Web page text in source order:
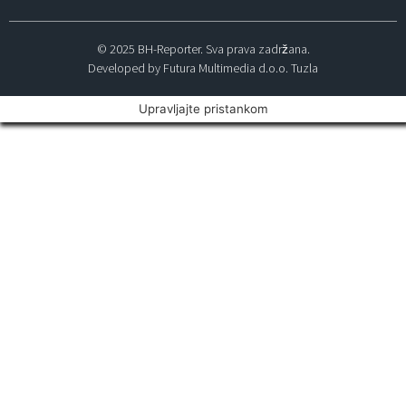
© 2025 BH-Reporter. Sva prava zadržana.
Developed by Futura Multimedia d.o.o. Tuzla
Upravljajte pristankom